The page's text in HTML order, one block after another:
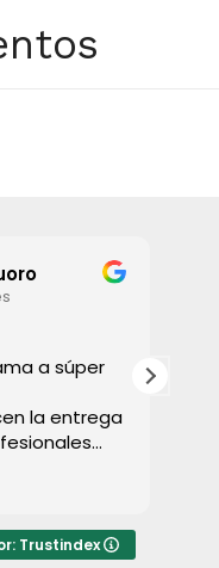
súper
entrega
Todo
Trustindex